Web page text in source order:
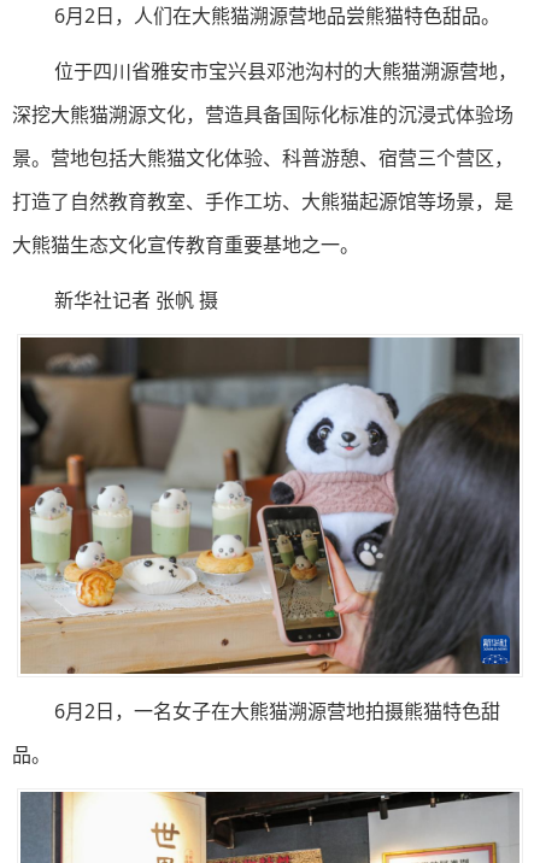
6月2日，人们在大熊猫溯源营地品尝熊猫特色甜品。
位于四川省雅安市宝兴县邓池沟村的大熊猫溯源营地，
深挖大熊猫溯源文化，营造具备国际化标准的沉浸式体验场
景。营地包括大熊猫文化体验、科普游憩、宿营三个营区，
打造了自然教育教室、手作工坊、大熊猫起源馆等场景，是
大熊猫生态文化宣传教育重要基地之一。
新华社记者 张帆 摄
6月2日，一名女子在大熊猫溯源营地拍摄熊猫特色甜
品。